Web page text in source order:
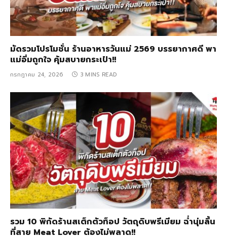
มัดรวมโปรโมชั่น ร้านอาหารวันแม่ 2569 บรรยากาศดี พา
แม่อิ่มถูกใจ คุ้มสบายกระเป๋า!!
กรกฎาคม 24, 2026 3 MINS READ
รวม 10 พิกัดร้านสเต็กตัวท็อป วัตถุดิบพรีเมียม ฉ่ำนุ่มลิ้น
ที่สาย Meat Lover ต้องไม่พลาด!!